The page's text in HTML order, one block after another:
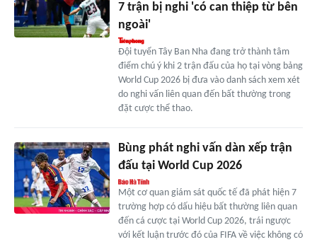
7 trận bị nghi 'có can thiệp từ bên
ngoài'
Đội tuyển Tây Ban Nha đang trở thành tâm
điểm chú ý khi 2 trận đấu của họ tại vòng bảng
World Cup 2026 bị đưa vào danh sách xem xét
do nghi vấn liên quan đến bất thường trong
đặt cược thể thao.
Bùng phát nghi vấn dàn xếp trận
đấu tại World Cup 2026
Một cơ quan giám sát quốc tế đã phát hiện 7
trường hợp có dấu hiệu bất thường liên quan
đến cá cược tại World Cup 2026, trái ngược
với kết luận trước đó của FIFA về việc không có